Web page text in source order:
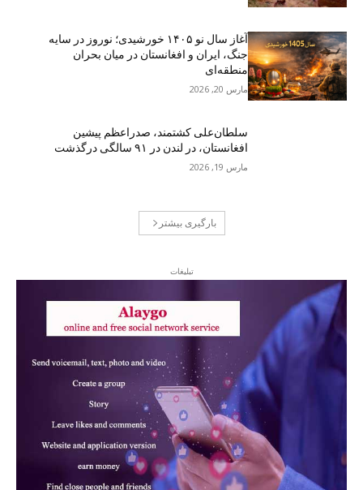
آغاز سال نو ۱۴۰۵ خورشیدی؛ نوروز در سایه
جنگ، ایران و افغانستان در میان بحران
منطقه‌ای
مارس 20, 2026
سلطان‌علی کشتمند، صدراعظم پیشین
افغانستان، در لندن در ۹۱ سالگی درگذشت
مارس 19, 2026
بارگیری بیشتر
تبلیغات